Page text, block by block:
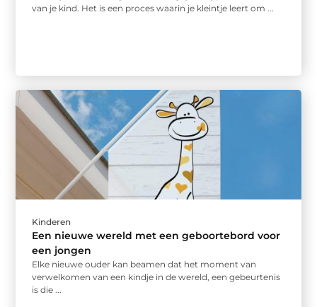
van je kind. Het is een proces waarin je kleintje leert om ...
Kinderen
Een nieuwe wereld met een geboortebord voor
een jongen
Elke nieuwe ouder kan beamen dat het moment van
verwelkomen van een kindje in de wereld, een gebeurtenis
is die ...